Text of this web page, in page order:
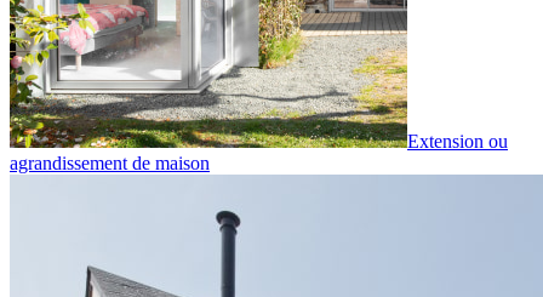
Extension ou
agrandissement de maison